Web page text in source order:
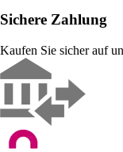
Sichere Zahlung
Kaufen Sie sicher auf